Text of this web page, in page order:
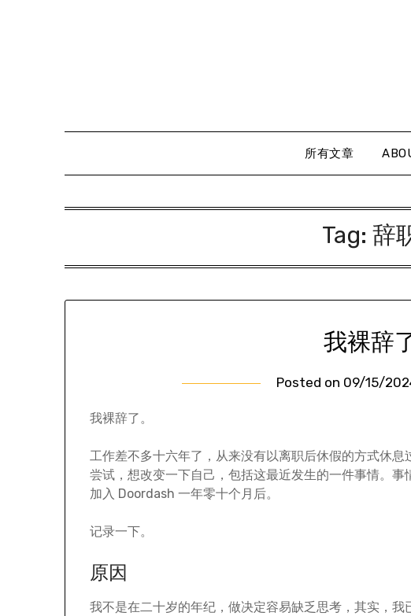
所有文章
Tag:辞
我裸辞
Posted on 09/15/
我裸辞了。
工作差不多十六年了，从来没有以离职后休假的方式休
尝试，想改变一下自己，包括这最近发生的一件事情。
加入 Doordash 一年零十个月后。
记录一下。
原因
我不是在二十岁的年纪，做决定容易缺乏思考，其实，